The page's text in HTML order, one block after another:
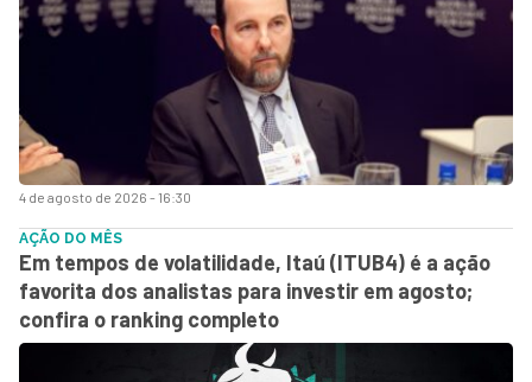
4 de agosto de 2026 - 16:30
AÇÃO DO MÊS
Em tempos de volatilidade, Itaú (ITUB4) é a ação
favorita dos analistas para investir em agosto;
confira o ranking completo